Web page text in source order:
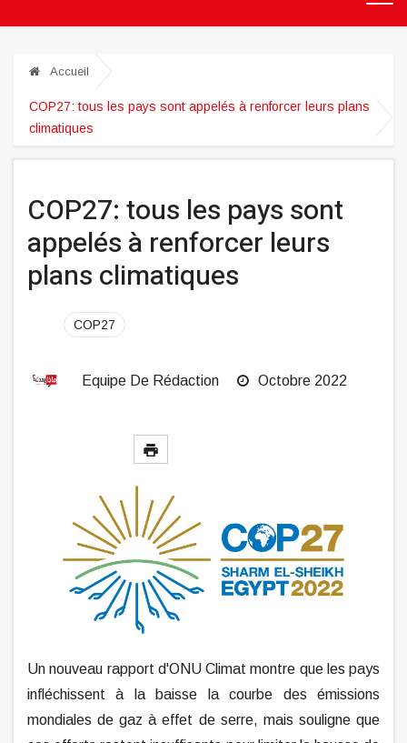
Accueil
COP27: tous les pays sont appelés à renforcer leurs plans
climatiques
COP27: tous les pays sont
appelés à renforcer leurs
plans climatiques
COP27
Equipe De Rédaction Octobre 2022
Un nouveau rapport d'ONU Climat montre que les pays
infléchissent à la baisse la courbe des émissions
mondiales de gaz à effet de serre, mais souligne que